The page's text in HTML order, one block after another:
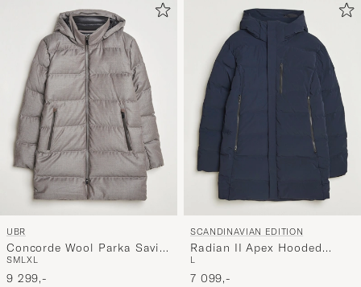
UBR
Concorde Wool Parka Savile
Sand Melange
SMLXL
9 299,-
SCANDINAVIAN EDITION
Radian II Apex Hooded
Parka Navy
L
7 099,-